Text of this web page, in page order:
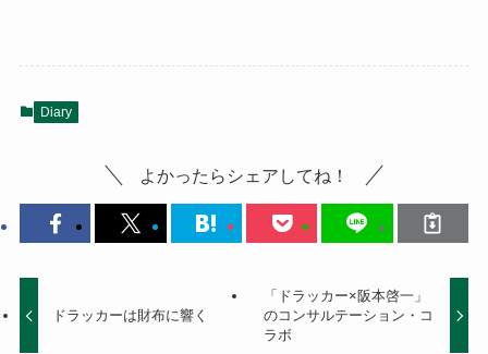
Diary
よかったらシェアしてね！
ドラッカーは財布に響く
「ドラッカー×阪本啓一」
のコンサルテーション・コ
ラボ